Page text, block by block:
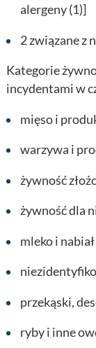
alergeny (1)]
2 związane z
Kategorie
incydentami w
mięso i
warzywa i
żywność
żywność dla
mleko i nabiał
przekąski,
ryby i inne